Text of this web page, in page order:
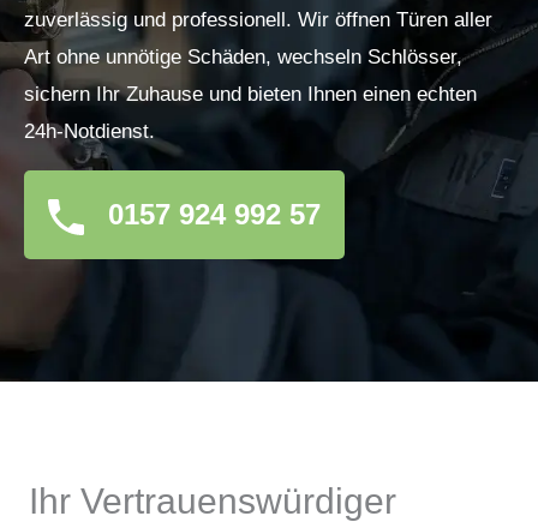
zuverlässig und professionell. Wir öffnen Türen aller
Art ohne unnötige Schäden, wechseln Schlösser,
sichern Ihr Zuhause und bieten Ihnen einen echten
24h-Notdienst.
0157 924 992 57
Ihr Vertrauenswürdiger